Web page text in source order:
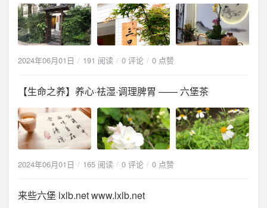
2024年06月01日 191 阅读 0 评论 0 点赞
【生命之养】养心·祛湿·调理脾胃 —— 六堡茶
2024年06月01日 165 阅读 0 评论 0 点赞
来些六堡 lxlb.net www.lxlb.net